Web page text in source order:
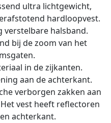
ultra lichtgewicht,
hardloopvest.
verstelbare halsband.
bij de zoom van het
in de zijkanten.
aan de achterkant.
verborgen zakken aan
vest heeft reflectoren
achterkant.